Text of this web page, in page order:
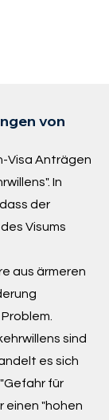
von
Visa Anträgen
In
der
Visums
aus ärmeren
sind
es sich
für
einen "hohen